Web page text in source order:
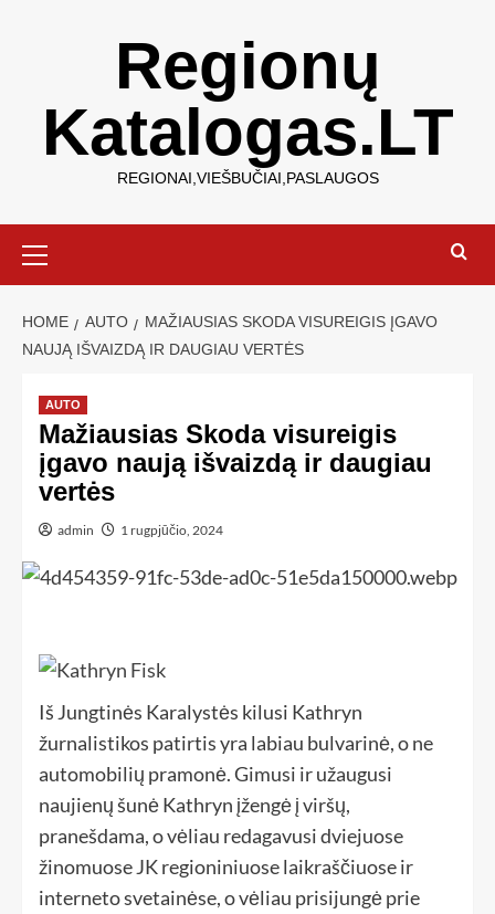
Regionų
Katalogas.LT
REGIONAI,VIEŠBUČIAI,PASLAUGOS
HOME AUTO
MAŽIAUSIAS SKODA VISUREIGIS ĮGAVO
NAUJĄ IŠVAIZDĄ IR DAUGIAU VERTĖS
AUTO
Mažiausias Skoda visureigis
įgavo naują išvaizdą ir daugiau
vertės
admin 1 rugpjūčio, 2024
Iš Jungtinės Karalystės kilusi Kathryn
žurnalistikos patirtis yra labiau bulvarinė, o ne
automobilių pramonė. Gimusi ir užaugusi
naujienų šunė Kathryn įžengė į viršų,
pranešdama, o vėliau redagavusi dviejuose
žinomuose JK regioniniuose laikraščiuose ir
interneto svetainėse, o vėliau prisijungė prie